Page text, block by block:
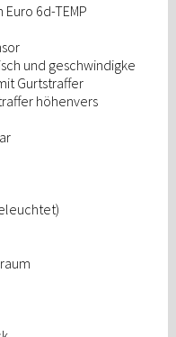
6d-TEMP
und geschwindigke
Gurtstraffer
höhenvers